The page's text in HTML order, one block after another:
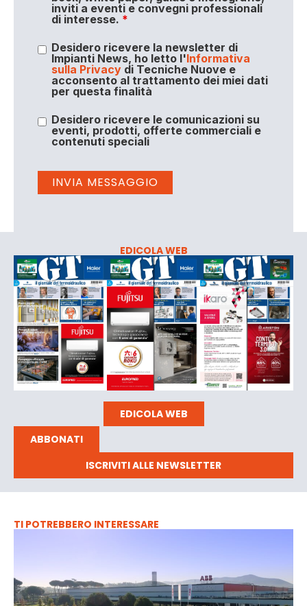
inviti a eventi e convegni professionali
di interesse. *
Desidero ricevere la newsletter di
Impianti News, ho letto l'Informativa
sulla Privacydi Tecniche Nuove e
acconsento al trattamento dei miei dati
per questa finalità
Desidero ricevere le comunicazioni su
eventi, prodotti, offerte commerciali e
contenuti speciali
EDICOLA WEB
EDICOLA WEB
ABBONATI
ISCRIVITI ALLE NEWSLETTER
TI POTREBBERO INTERESSARE